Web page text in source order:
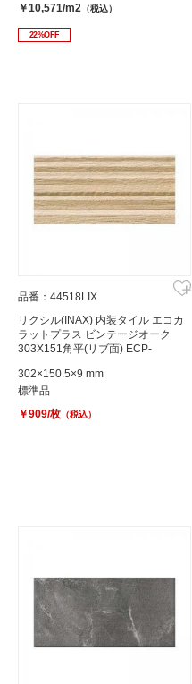
￥10,571/m2 （税込）
22%OFF
品番：44518LIX
リクシル(INAX) 内装タイル エコカ
ラットプラス ビンテージオーク
303X151角平(リブ面) ECP-
302×150.5×9 mm
標準品
￥909/枚 （税込）